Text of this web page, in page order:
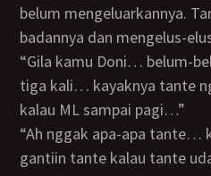
belum mengeluarkannya.
badannya dan mengelus-
“Gila kamu Doni… belum-belum tante udah keluar
tiga kali… kayaknya tante
kalau ML sampai pagi…”
“Ah nggak apa-apa tante… khan ada Dewi, dia bisa
gantiin tante kalau tante